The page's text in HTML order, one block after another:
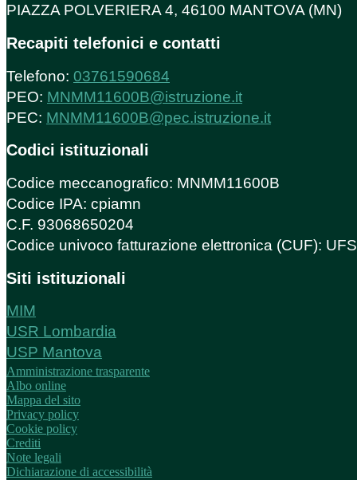
PIAZZA POLVERIERA 4, 46100 MANTOVA (MN)
Recapiti telefonici e contatti
Telefono: 03761590684
PEO: MNMM11600B@istruzione.it
PEC: MNMM11600B@pec.istruzione.it
Codici istituzionali
Codice meccanografico: MNMM11600B
Codice IPA: cpiamn
C.F. 93068650204
Codice univoco fatturazione elettronica (CUF):
Siti istituzionali
MIM
USR Lombardia
USP Mantova
Amministrazione trasparente
Albo online
Mappa del sito
Privacy policy
Cookie policy
Crediti
Note legali
Dichiarazione di accessibilità